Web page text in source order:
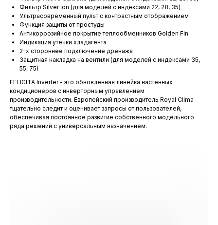
Фильтр Silver Ion (для моделей с индексами 22, 28, 35)
Ультрасовременный пульт с контрастным отображением
Функция защиты от простуды
Антикоррозийное покрытие теплообменников Golden Fin
Индикация утечки хладагента
2-х стороннее подключение дренажа
Защитная накладка на вентили (для моделей с индексами 35,
55, 75)
FELICITA Inverter - это обновленная линейка настенных
кондиционеров с инверторным управлением
производительности. Европейский производитель Royal Clima
тщательно следит и оценивает запросы от пользователей,
обеспечивая постоянное развитие собственного модельного
ряда решений с универсальным назначением.